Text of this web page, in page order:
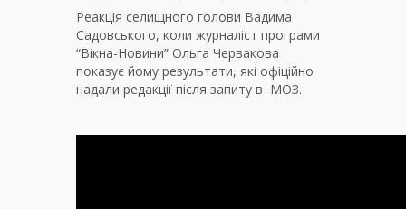
Реакція селищного голови Вадима
Садовського, коли журналіст програми
“Вікна-Новини” Ольга Червакова
показує йому результати, які офіційно
надали редакції після запиту в МОЗ.